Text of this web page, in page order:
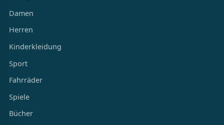
Damen
Herren
Kinderkleidung
Sport
Fahrräder
Spiele
Bücher